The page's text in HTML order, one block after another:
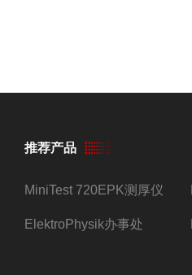
推荐产品
MiniTest 720EPK测厚仪
ElektroPhysik办事处